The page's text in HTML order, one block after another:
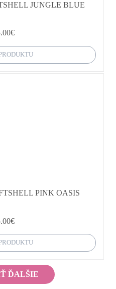
JUNGLE BLUE
€
PINK OASIS
€
ĎALŠIE